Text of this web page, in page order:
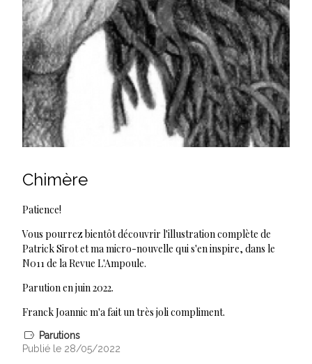
Chimère
Patience!
Vous pourrez bientôt découvrir l'illustration complète de
Patrick Sirot et ma micro-nouvelle qui s'en inspire, dans le
N011 de la Revue L'Ampoule.
Parution en juin 2022.
Franck Joannic m'a fait un très joli compliment.
Parutions
Publié le 28/05/2022